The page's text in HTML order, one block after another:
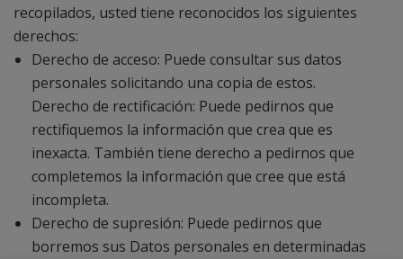
recopilados, usted tiene reconocidos los siguientes
derechos:
Derecho de acceso: Puede consultar sus datos
personales solicitando una copia de estos.
Derecho de rectificación: Puede pedirnos que
rectifiquemos la información que crea que es
inexacta. También tiene derecho a pedirnos que
completemos la información que cree que está
incompleta.
Derecho de supresión: Puede pedirnos que
borremos sus Datos personales en determinadas